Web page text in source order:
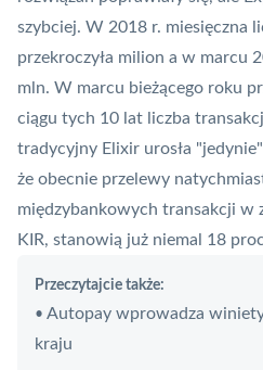
szybciej. W 2018 r. miesięczna
przekroczyła milion a w marcu
mln. W marcu bieżącego roku
ciągu tych 10 lat liczba
tradycyjny Elixir urosła
że obecnie przelewy
międzybankowych transakcji w
KIR, stanowią już niemal 18
Przeczytajcie także:
• Autopay wprowadza
kraju